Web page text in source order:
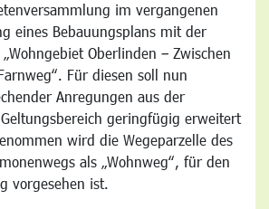
im vergangenen
eines Bebauungsplans mit der
Oberlinden – Zwischen
Für diesen soll nun
Anregungen aus der
geringfügig erweitert
wird die Wegeparzelle des
als „Wohnweg“, für den
vorgesehen ist.